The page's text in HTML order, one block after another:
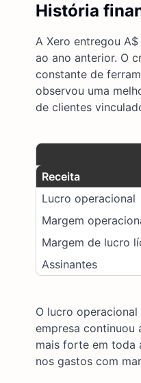
História
A Xero entregou
ao ano anterior. O
constante de
observou uma
de clientes
Receita
Lucro operacional
Margem
Margem de lucro
Assinantes
O lucro
empresa continuou
mais forte em toda
nos gastos com